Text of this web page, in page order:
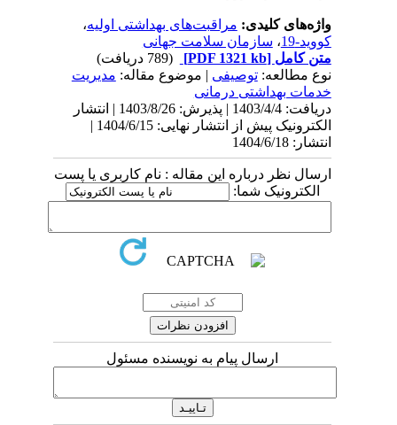
واژه‌های کلیدی:مراقبت‌های بهداشتی اولیه،
کووید-19
،سازمان سلامت جهانی
متن کامل[PDF 1321 kb]
نوع مطالعه:توصیفی| موضوع مقاله:مدیریت
خدمات بهداشتی درمانی
دریافت: 1403/4/4 | پذیرش: 1403/8/26 | انتشار
الکترونیک پیش از انتشار نهایی: 1404/6/15 |
انتشار: 1404/6/18
ارسال نظر درباره این مقاله : نام کاربری یا پست
الکترونیک شما:
ارسال پیام به نویسنده مسئول